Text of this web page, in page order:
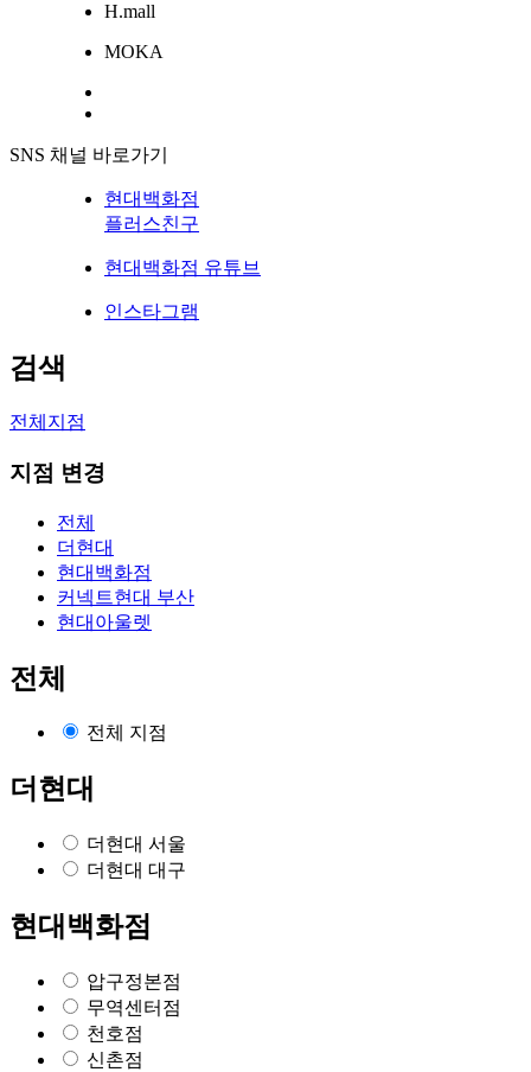
H.mall
MOKA
SNS 채널 바로가기
현대백화점
플러스친구
현대백화점 유튜브
인스타그램
검색
전체지점
지점 변경
전체
더현대
현대백화점
커넥트현대 부산
현대아울렛
전체
전체 지점
더현대
더현대 서울
더현대 대구
현대백화점
압구정본점
무역센터점
천호점
신촌점